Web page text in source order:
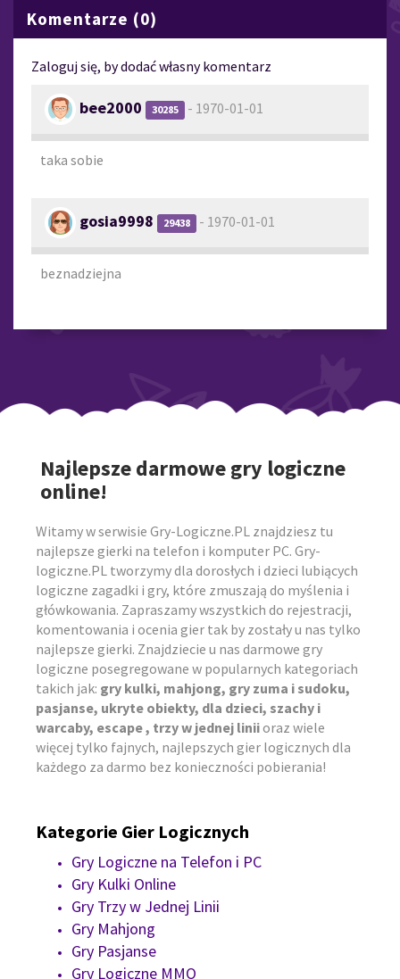
Komentarze (0)
Zaloguj się, by dodać własny komentarz
bee2000 30285 - 1970-01-01
taka sobie
gosia9998 29438 - 1970-01-01
beznadziejna
Najlepsze darmowe gry logiczne
online!
Witamy w serwisie Gry-Logiczne.PL znajdziesz tu
najlepsze gierki na telefon i komputer PC. Gry-
logiczne.PL tworzymy dla dorosłych i dzieci lubiących
logiczne zagadki i gry, które zmuszają do myślenia i
główkowania. Zapraszamy wszystkich do rejestracji,
komentowania i ocenia gier tak by zostały u nas tylko
najlepsze gierki. Znajdziecie u nas darmowe gry
logiczne posegregowane w popularnych kategoriach
takich jak: gry kulki, mahjong, gry zuma i sudoku,
pasjanse, ukryte obiekty, dla dzieci, szachy i
warcaby, escape , trzy w jednej liniioraz wiele
więcej tylko fajnych, najlepszych gier logicznych dla
każdego za darmo bez konieczności pobierania!
Kategorie Gier Logicznych
Gry Logiczne na Telefon i PC
Gry Kulki Online
Gry Trzy w Jednej Linii
Gry Mahjong
Gry Pasjanse
Gry Logiczne MMO